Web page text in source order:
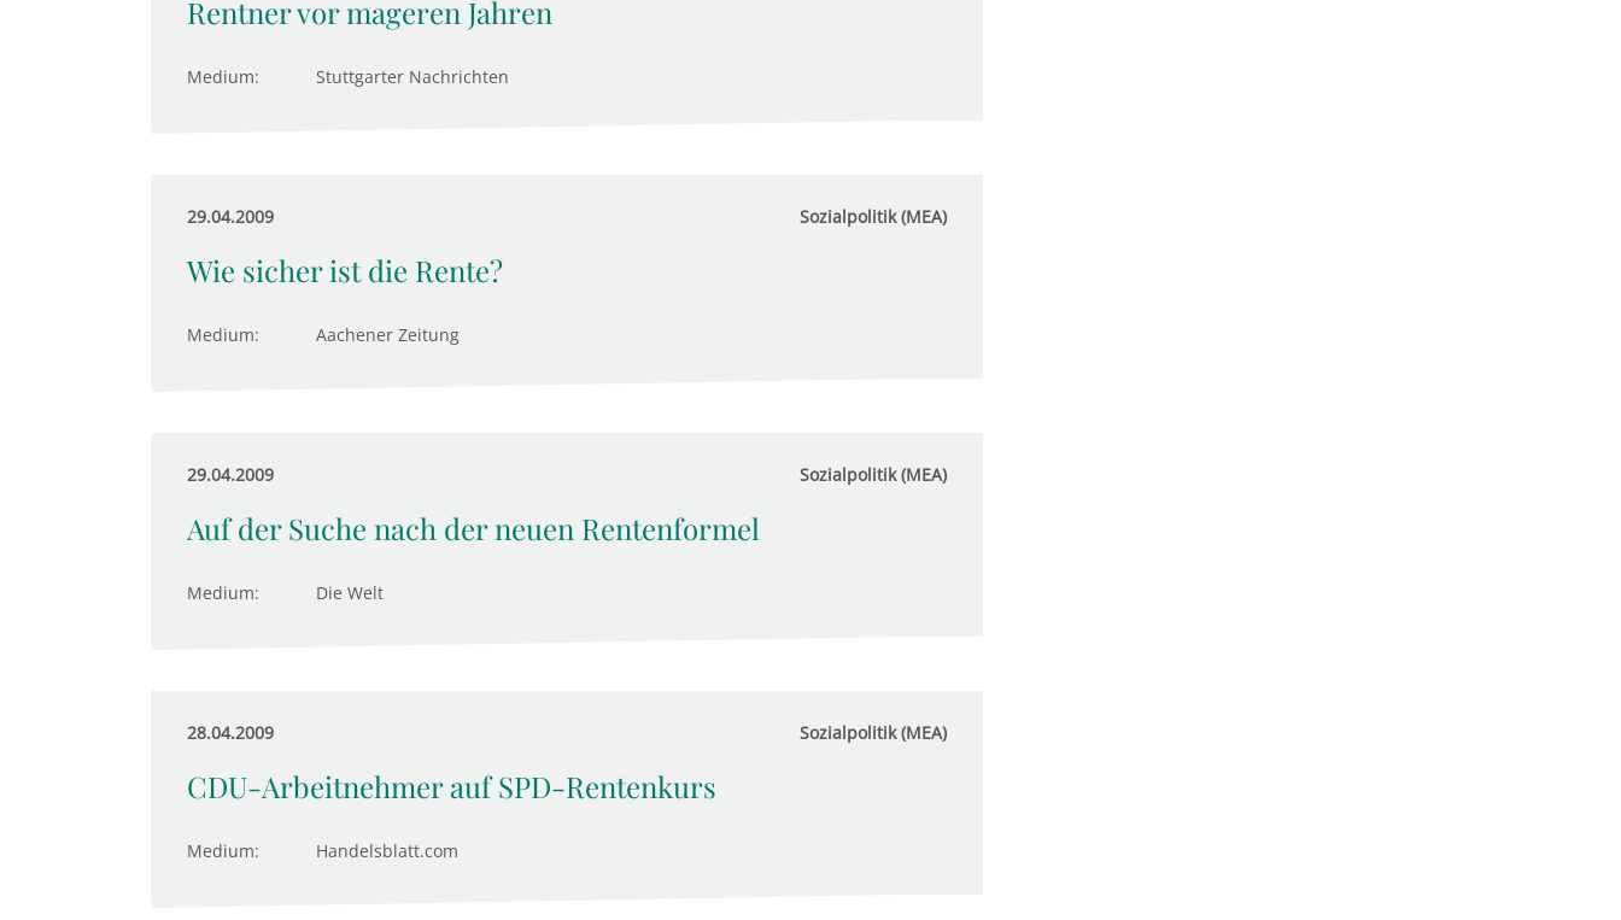
Rentner vor mageren Jahren
Medium: Stuttgarter Nachrichten
29.04.2009 Sozialpolitik (MEA)
Wie sicher ist die Rente?
Medium: Aachener Zeitung
29.04.2009 Sozialpolitik (MEA)
Auf der Suche nach der neuen Rentenformel
Medium: Die Welt
28.04.2009 Sozialpolitik (MEA)
CDU-Arbeitnehmer auf SPD-Rentenkurs
Medium: Handelsblatt.com